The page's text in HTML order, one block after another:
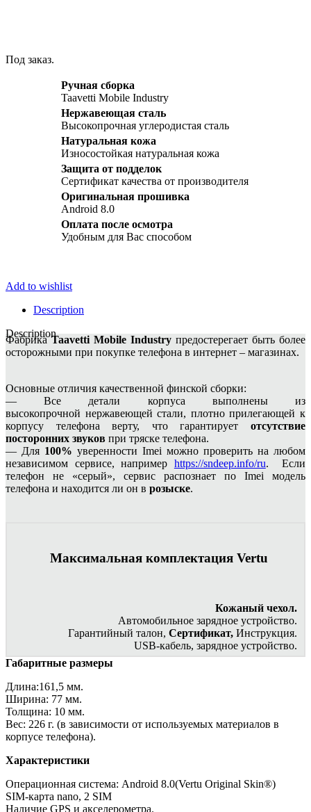
Под заказ.
Ручная сборка
Taavetti Mobile Industry
Нержавеющая сталь
Высокопрочная углеродистая сталь
Натуральная кожа
Износостойкая натуральная кожа
Защита от подделок
Сертификат качества от производителя
Оригинальная прошивка
Android 8.0
Оплата после осмотра
Удобным для Вас способом
Add to wishlist
Description
Description
ФабрикаTaavetti Mobile Industry предостерегает быть более
осторожными при покупке телефона в интернет – магазинах.
Основные отличия качественной финской сборки:
— Все детали корпуса выполнены из
высокопрочной нержавеющей стали, плотно прилегающей к
корпусу телефона верту, что гарантирует отсутствие
посторонних звуков при тряске телефона.
— Для 100% уверенности Imei можно проверить на любом
независимом сервисе, например https://sndeep.info/ru. Если
телефон не «серый», сервис распознает по Imei модель
телефона и находится ли он в розыске.
Максимальная комплектация Vertu
Кожаный чехол.
Автомобильное зарядное устройство.
Гарантийный талон, Сертификат, Инструкция.
USB-кабель, зарядное устройство.
Габаритные размеры
Длина:161,5 мм.
Ширина: 77 мм.
Толщина: 10 мм.
Вес: 226 г. (в зависимости от используемых материалов в
корпусе телефона).
Характеристики
Операционная система: Android 8.0(Vertu Original Skin®)
SIM-карта nano, 2 SIM
Наличие GPS и акселерометра.